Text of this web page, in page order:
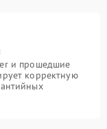
и прошедшие
корректную